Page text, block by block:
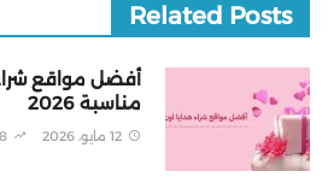
Related Posts
أفضل مواقع شراء
مناسبة 2026
12 مايو، 2026 8